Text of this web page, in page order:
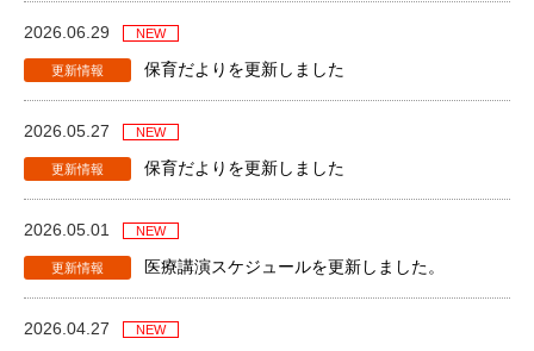
2026.06.29
保育だよりを更新しました
2026.05.27
保育だよりを更新しました
2026.05.01
医療講演スケジュールを更新しました。
2026.04.27